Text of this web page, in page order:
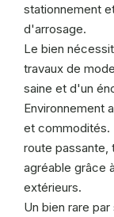
stationnement
d'arrosage.
Le bien
travaux de
saine et d'un
Environnement
et commodités.
route passante,
agréable grâce
extérieurs.
Un bien rare